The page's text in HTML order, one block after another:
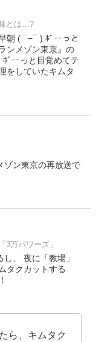
とは…?
朝 ( ¯−¯ ) ﾎﾞｰｰっと
ンメゾン東京』の
ﾞｰｰっと目覚めてテ
をしていたキムタ
ゾン東京の再放送で
3万パワーズ」
、 夜に「教場」
タクカットする
ら、キムタク